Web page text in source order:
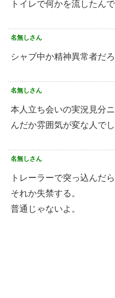
トイレで何かを流したん
名無しさん
シャブ中か精神異常者だろ
名無しさん
本人立ち会いの実況見分
んだか雰囲気が変な人で
名無しさん
トレーラーで突っ込んだ
それか失禁する。
普通じゃないよ。